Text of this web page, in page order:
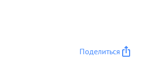
Поделиться